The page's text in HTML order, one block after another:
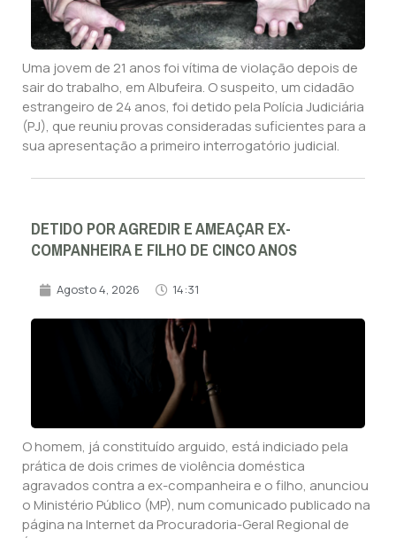
Uma jovem de 21 anos foi vítima de violação depois de
sair do trabalho, em Albufeira. O suspeito, um cidadão
estrangeiro de 24 anos, foi detido pela Polícia Judiciária
(PJ), que reuniu provas consideradas suficientes para a
sua apresentação a primeiro interrogatório judicial.
DETIDO POR AGREDIR E AMEAÇAR EX-
COMPANHEIRA E FILHO DE CINCO ANOS
Agosto 4, 2026 14:31
O homem, já constituído arguido, está indiciado pela
prática de dois crimes de violência doméstica
agravados contra a ex-companheira e o filho, anunciou
o Ministério Público (MP), num comunicado publicado na
página na Internet da Procuradoria-Geral Regional de